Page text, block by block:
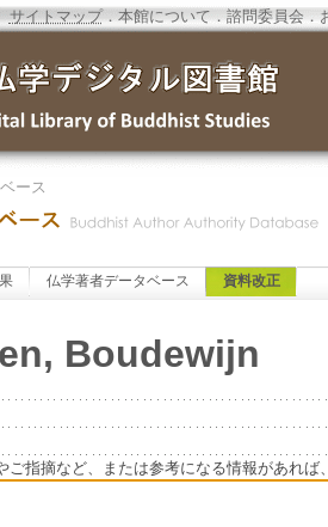
サイトマップ．本館について．諮問委員会．
ース
仏学著者データベース 資料改正
Boudewijn
ご指摘など、または参考になる情報があれば